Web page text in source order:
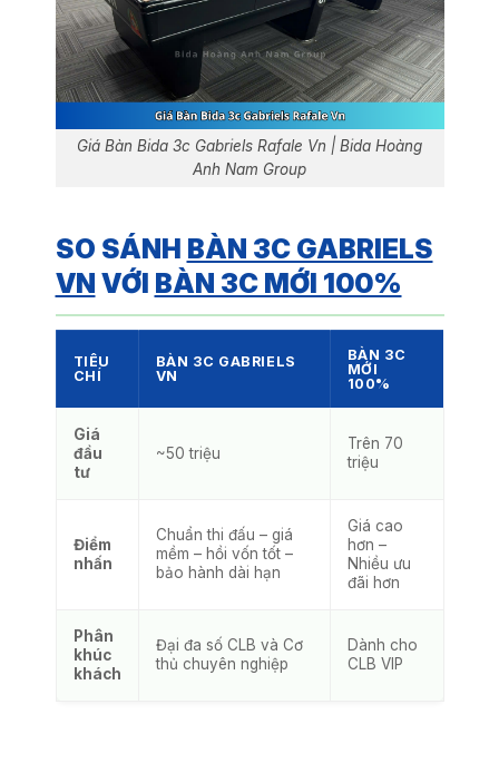
Giá Bàn Bida 3c Gabriels Rafale Vn | Bida Hoàng
Anh Nam Group
SO SÁNH BÀN 3C GABRIELS
VN VỚI BÀN 3C MỚI 100%
TIÊU
CHÍ
BÀN 3C GABRIELS
VN
BÀN 3C
MỚI
100%
Giá
đầu
tư
~50 triệu
Trên 70
triệu
Điểm
nhấn
Chuẩn thi đấu – giá
mềm – hồi vốn tốt –
bảo hành dài hạn
Giá cao
hơn –
Nhiều ưu
đãi hơn
Phân
khúc
khách
Đại đa số CLB và Cơ
thủ chuyên nghiệp
Dành cho
CLB VIP